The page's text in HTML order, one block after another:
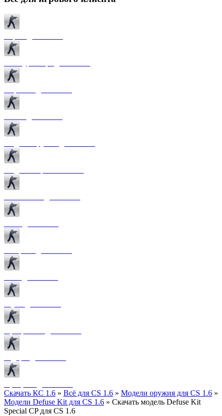
Скачать КС 1.6 » Всё для CS 1.6 » Модели оружия для CS 1.6 »
Модели Defuse Kit для CS 1.6 » Скачать модель Defuse Kit
Special CP для CS 1.6